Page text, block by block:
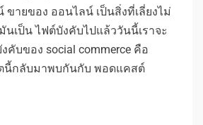
ขายของ ออนไลน์ เป็นสิ่งที่เลี่ยงไม่
นเป็น ไฟต์บังคับไปแล้ววันนี้เราจะ
คับของ social commerce คือ
นี้กลับมาพบกันกับ พอดแคสต์